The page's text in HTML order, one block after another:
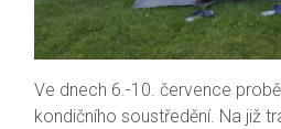
Ve dnech 6.-10. července
kondičního soustředění. Na již